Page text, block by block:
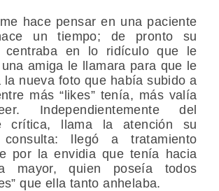
hace pensar en una paciente
un tiempo; de pronto su
centraba en lo ridículo que le
amiga le llamara para que le
la nueva foto que había subido a
más “likes” tenía, más valía
Independientemente del
crítica, llama la atención su
llegó a tratamiento
por la envidia que tenía hacia
mayor, quien poseía todos
que ella tanto anhelaba.